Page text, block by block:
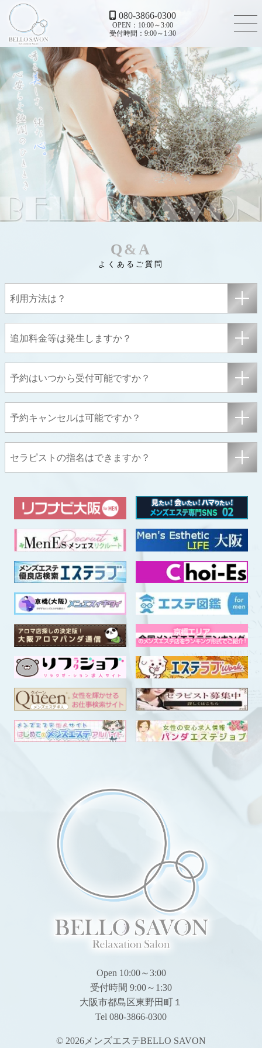
080-3866-0300
OPEN：10:00～3:00
受付時間：9:00～1:30
Q&A
利用方法は？
追加料金等は発生しますか？
予約はいつから受付可能ですか？
予約キャンセルは可能ですか？
セラピストの指名はできますか？
Open 10:00～3:00
受付時間 9:00～1:30
大阪市都島区東野田町１
Tel 080-3866-0300
© 2026 メンズエステBELLO SAVON